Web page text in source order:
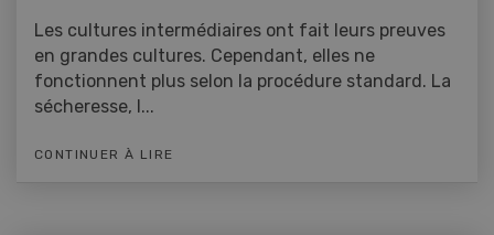
Les cultures intermédiaires ont fait leurs preuves
en grandes cultures. Cependant, elles ne
fonctionnent plus selon la procédure standard. La
sécheresse, l...
CONTINUER À LIRE